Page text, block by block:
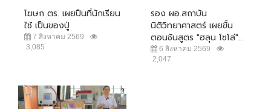
โฆษก ตร. เผยปืนที่นักเรียน
ใช้ เป็นของปู่
7 สิงหาคม 2569
3,085
รอง ผอ.สถาบัน
นิติวิทยาศาสตร์ เผยขั้น
ตอนชันสูตร "ฮลุน โซโล่"...
6 สิงหาคม 2569
2,047